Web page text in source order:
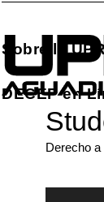
content
Sobre la
DECEP en
Derecho a